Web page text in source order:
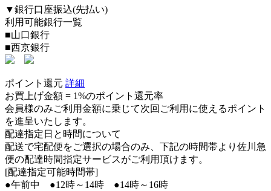
▼銀行口座振込(先払い)
利用可能銀行一覧
■山口銀行
■西京銀行
ポイント還元 詳細
お買上げ金額 = 1%のポイント還元率
会員様のみご利用金額に乗じて次回ご利用に使えるポイント
を進呈いたします。
配達指定日と時間について
配送で宅配便をご選択の場合のみ、下記の時間帯より佐川急
便の配達時間指定サービスがご利用頂けます。
[配達指定可能時間帯]
●午前中 ●12時～14時 ●14時～16時